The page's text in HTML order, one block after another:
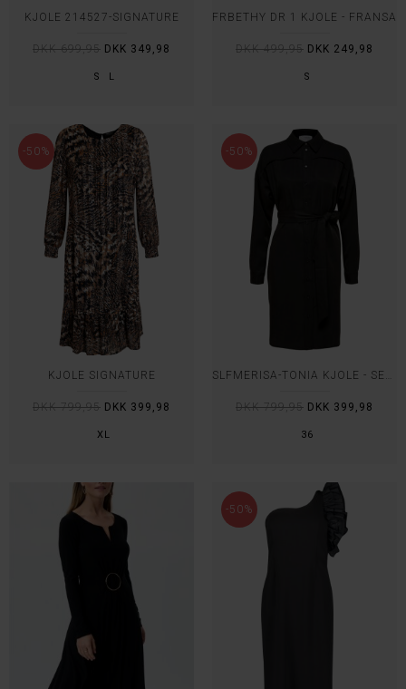
S L
KJOLE 214527-SIGNATURE
DKK 699,95 DKK 349,98
S
FRBETHY DR 1 KJOLE - FRANSA
DKK 499,95 DKK 249,98
-50%
XL
KJOLE SIGNATURE
DKK 799,95 DKK 399,98
-50%
36
SLFMERISA-TONIA KJOLE - SELECTED
DKK 799,95 DKK 399,98
-50%